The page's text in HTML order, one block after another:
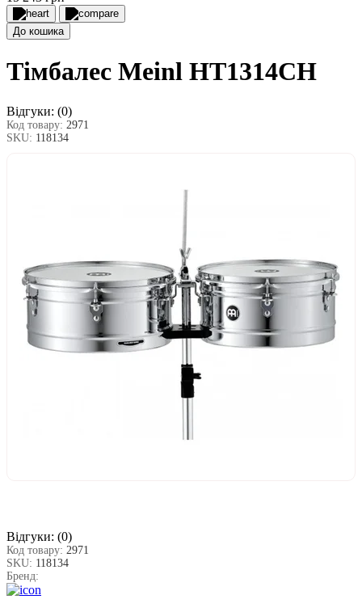
До кошика
Тімбалес Meinl HT1314CH
Відгуки: (0)
Код товару: 2971
SKU: 118134
Відгуки: (0)
Код товару: 2971
SKU: 118134
Бренд: